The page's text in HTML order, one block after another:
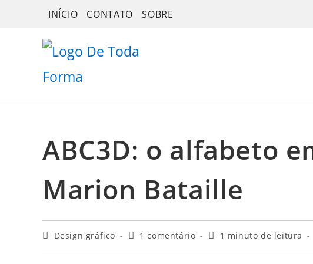
INÍCIO CONTATO SOBRE
ABC3D: o alfabeto
Marion Bataille
Categoria
Design gráfico
Comentários
1 comentário
Tempo
1 minuto de leitura